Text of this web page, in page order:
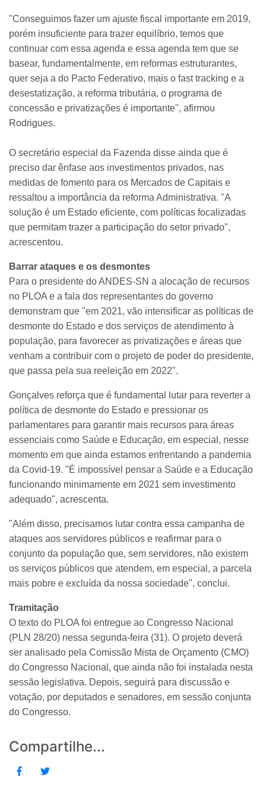
"Conseguimos fazer um ajuste fiscal importante em 2019,
porém insuficiente para trazer equilíbrio, temos que
continuar com essa agenda e essa agenda tem que se
basear, fundamentalmente, em reformas estruturantes,
quer seja a do Pacto Federativo, mais o fast tracking e a
desestatização, a reforma tributária, o programa de
concessão e privatizações é importante", afirmou
Rodrigues.
O secretário especial da Fazenda disse ainda que é
preciso dar ênfase aos investimentos privados, nas
medidas de fomento para os Mercados de Capitais e
ressaltou a importância da reforma Administrativa. "A
solução é um Estado eficiente, com políticas focalizadas
que permitam trazer a participação do setor privado",
acrescentou.
Barrar ataques e os desmontes
Para o presidente do ANDES-SN a alocação de recursos
no PLOA e a fala dos representantes do governo
demonstram que "em 2021, vão intensificar as políticas de
desmonte do Estado e dos serviços de atendimento à
população, para favorecer as privatizações e áreas que
venham a contribuir com o projeto de poder do presidente,
que passa pela sua reeleição em 2022".
Gonçalves reforça que é fundamental lutar para reverter a
política de desmonte do Estado e pressionar os
parlamentares para garantir mais recursos para áreas
essenciais como Saúde e Educação, em especial, nesse
momento em que ainda estamos enfrentando a pandemia
da Covid-19. "É impossível pensar a Saúde e a Educação
funcionando minimamente em 2021 sem investimento
adequado", acrescenta.
"Além disso, precisamos lutar contra essa campanha de
ataques aos servidores públicos e reafirmar para o
conjunto da população que, sem servidores, não existem
os serviços públicos que atendem, em especial, a parcela
mais pobre e excluída da nossa sociedade", conclui.
Tramitação
O texto do PLOA foi entregue ao Congresso Nacional
(PLN 28/20) nessa segunda-feira (31). O projeto deverá
ser analisado pela Comissão Mista de Orçamento (CMO)
do Congresso Nacional, que ainda não foi instalada nesta
sessão legislativa. Depois, seguirá para discussão e
votação, por deputados e senadores, em sessão conjunta
do Congresso.
Compartilhe...